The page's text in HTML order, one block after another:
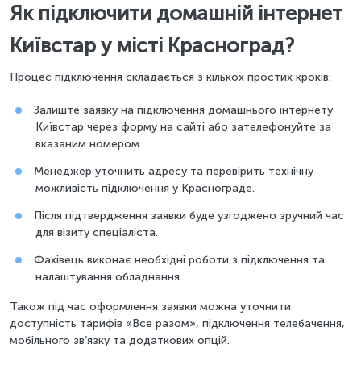
Як підключити домашній інтернет
Київстар у місті Красноград?
Процес підключення складається з кількох простих кроків:
Залиште заявку на підключення домашнього інтернету
Київстар через форму на сайті або зателефонуйте за
вказаним номером.
Менеджер уточнить адресу та перевірить технічну
можливість підключення у Краснограде.
Після підтвердження заявки буде узгоджено зручний час
для візиту спеціаліста.
Фахівець виконає необхідні роботи з підключення та
налаштування обладнання.
Також під час оформлення заявки можна уточнити
доступність тарифів «Все разом», підключення телебачення,
мобільного зв’язку та додаткових опцій.